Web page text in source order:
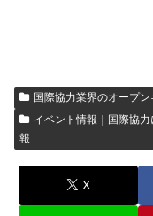
国際協力業界のオープ
イベント情報｜国際協
報
X